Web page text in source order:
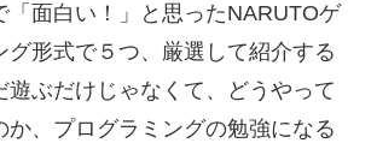
「面白い！」と思ったNARUTOゲ
グ形式で５つ、厳選して紹介する
遊ぶだけじゃなくて、どうやって
か、プログラミングの勉強になる